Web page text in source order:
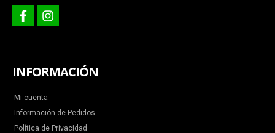
facebookinstagram
INFORMACIÓN
Mi cuenta
Información de Pedidos
Política de Privacidad